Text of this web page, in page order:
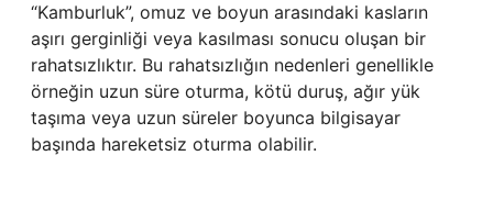
“Kamburluk”, omuz ve boyun arasındaki kasların
aşırı gerginliği veya kasılması sonucu oluşan bir
rahatsızlıktır. Bu rahatsızlığın nedenleri genellikle
örneğin uzun süre oturma, kötü duruş, ağır yük
taşıma veya uzun süreler boyunca bilgisayar
başında hareketsiz oturma olabilir.